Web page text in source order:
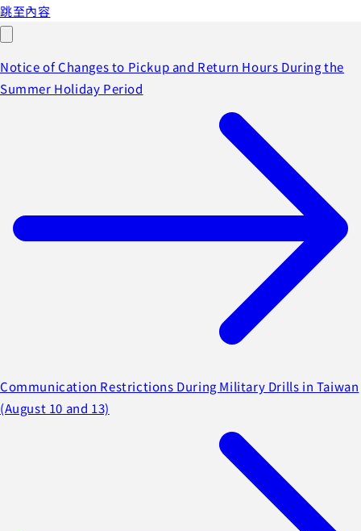
跳至內容
Notice of Changes to Pickup and Return Hours During the
Summer Holiday Period
Communication Restrictions During Military Drills in Taiwan
(August 10 and 13)